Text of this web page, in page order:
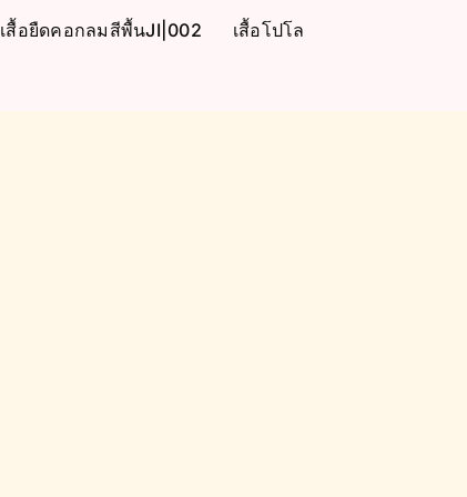
เสื้อยืดคอกลมสีพื้นJI|002 เสื้อโปโล